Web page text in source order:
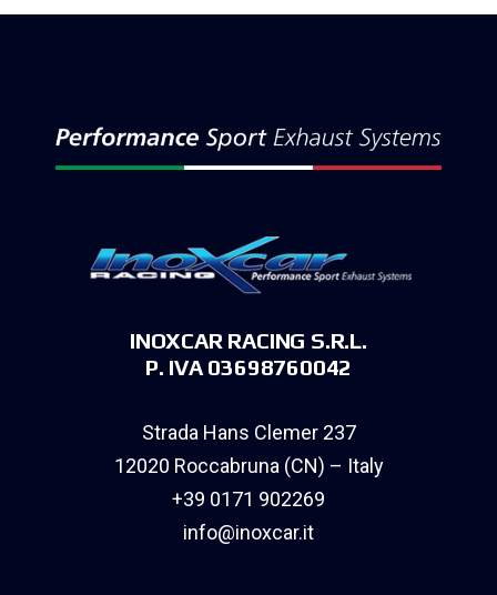
INOXCAR RACING S.R.L.
P. IVA 03698760042
Strada Hans Clemer 237
12020 Roccabruna (CN) – Italy
+39 0171 902269
info@inoxcar.it